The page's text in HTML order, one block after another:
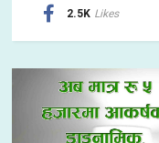
2.5K Likes